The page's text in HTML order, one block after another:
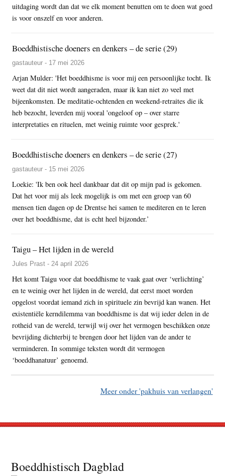
uitdaging wordt dan dat we elk moment benutten om te doen wat goed
is voor onszelf en voor anderen.
Boeddhistische doeners en denkers – de serie (29)
gastauteur - 17 mei 2026
Arjan Mulder: 'Het boeddhisme is voor mij een persoonlijke tocht. Ik
weet dat dit niet wordt aangeraden, maar ik kan niet zo veel met
bijeenkomsten. De meditatie-ochtenden en weekend-retraites die ik
heb bezocht, leverden mij vooral 'ongeloof op – over starre
interpretaties en rituelen, met weinig ruimte voor gesprek.'
Boeddhistische doeners en denkers – de serie (27)
gastauteur - 15 mei 2026
Loekie: 'Ik ben ook heel dankbaar dat dit op mijn pad is gekomen.
Dat het voor mij als leek mogelijk is om met een groep van 60
mensen tien dagen op de Drentse hei samen te mediteren en te leren
over het boeddhisme, dat is echt heel bijzonder.’
Taigu – Het lijden in de wereld
Jules Prast - 24 april 2026
Het komt Taigu voor dat boeddhisme te vaak gaat over ‘verlichting’
en te weinig over het lijden in de wereld, dat eerst moet worden
opgelost voordat iemand zich in spirituele zin bevrijd kan wanen. Het
existentiële kerndilemma van boeddhisme is dat wij ieder delen in de
rotheid van de wereld, terwijl wij over het vermogen beschikken onze
bevrijding dichterbij te brengen door het lijden van de ander te
verminderen. In sommige teksten wordt dit vermogen
‘boeddhanatuur’ genoemd.
Meer onder 'pakhuis van verlangen'
Footer
Boeddhistisch Dagblad